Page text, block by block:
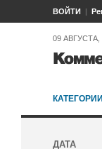
ВОЙТИ
09
КАТЕГОРИИ
ДАТА